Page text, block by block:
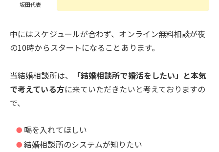
坂田代表
中にはスケジュールが合わず、オンライン無料相談が夜
の10時からスタートになることあります。
当結婚相談所は、
「結婚相談所で婚活をしたい」と本気
で考えている方に来ていただきたいと考えておりますの
で、
喝を入れてほしい
結婚相談所のシステムが知りたい